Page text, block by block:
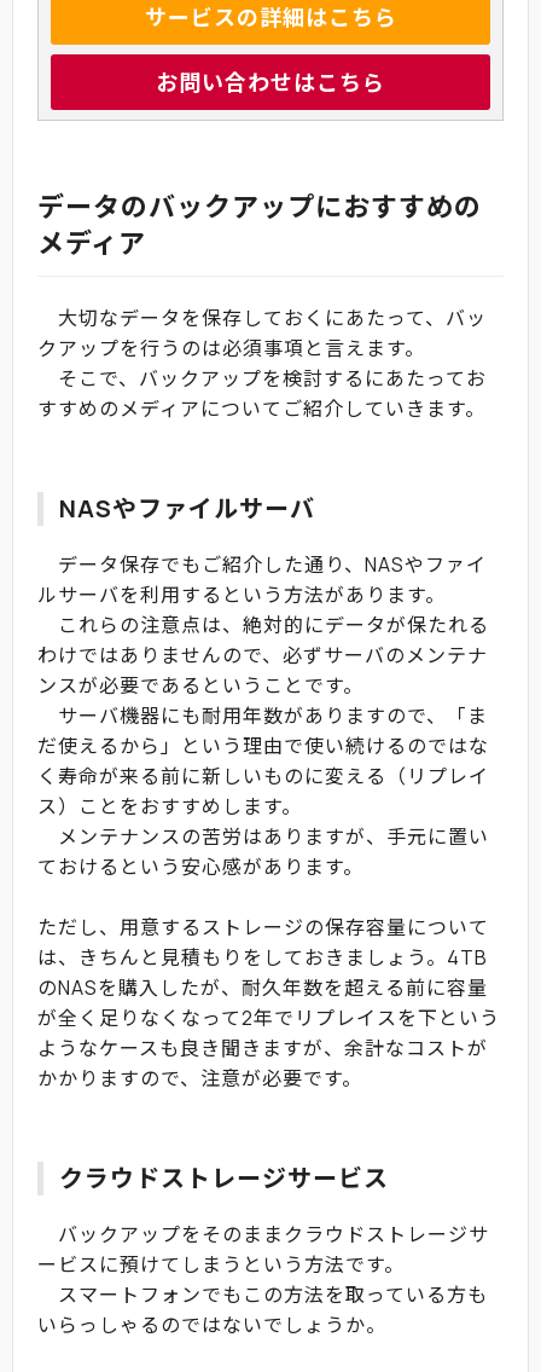
サービスの詳細はこちら
お問い合わせはこちら
データのバックアップにおすすめの
メディア
大切なデータを保存しておくにあたって、バッ
クアップを行うのは必須事項と言えます。
そこで、バックアップを検討するにあたってお
すすめのメディアについてご紹介していきます。
NASやファイルサーバ
データ保存でもご紹介した通り、NASやファイ
ルサーバを利用するという方法があります。
これらの注意点は、絶対的にデータが保たれる
わけではありませんので、必ずサーバのメンテナ
ンスが必要であるということです。
サーバ機器にも耐用年数がありますので、「ま
だ使えるから」という理由で使い続けるのではな
く寿命が来る前に新しいものに変える（リプレイ
ス）ことをおすすめします。
メンテナンスの苦労はありますが、手元に置い
ておけるという安心感があります。
ただし、用意するストレージの保存容量について
は、きちんと見積もりをしておきましょう。4TB
のNASを購入したが、耐久年数を超える前に容量
が全く足りなくなって2年でリプレイスを下という
ようなケースも良き聞きますが、余計なコストが
かかりますので、注意が必要です。
クラウドストレージサービス
バックアップをそのままクラウドストレージサ
ービスに預けてしまうという方法です。
スマートフォンでもこの方法を取っている方も
いらっしゃるのではないでしょうか。